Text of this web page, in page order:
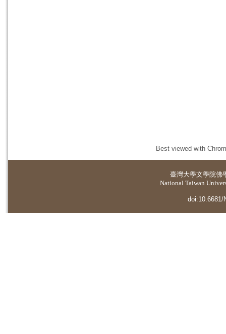
Best viewed with
臺灣大學文學院佛
National Taiwan
doi:10.6681/